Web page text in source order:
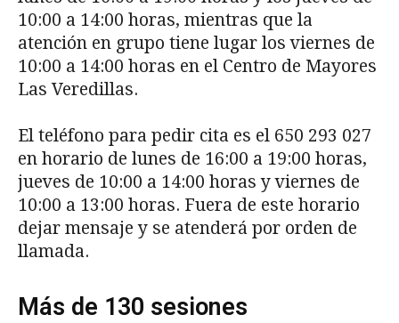
10:00 a 14:00 horas, mientras que la
atención en grupo tiene lugar los viernes de
10:00 a 14:00 horas en el Centro de Mayores
Las Veredillas.
El teléfono para pedir cita es el 650 293 027
en horario de lunes de 16:00 a 19:00 horas,
jueves de 10:00 a 14:00 horas y viernes de
10:00 a 13:00 horas. Fuera de este horario
dejar mensaje y se atenderá por orden de
llamada.
Más de 130 sesiones